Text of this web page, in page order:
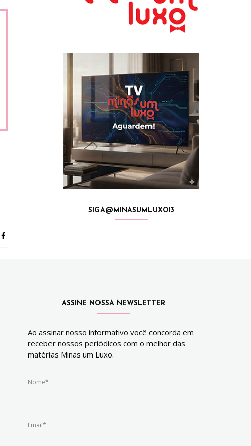
SIGA@MINASUMLUXO13
ASSINE NOSSA NEWSLETTER
Ao assinar nosso informativo você concorda em
receber nossos periódicos com o melhor das
matérias Minas um Luxo.
Nome*
Email*